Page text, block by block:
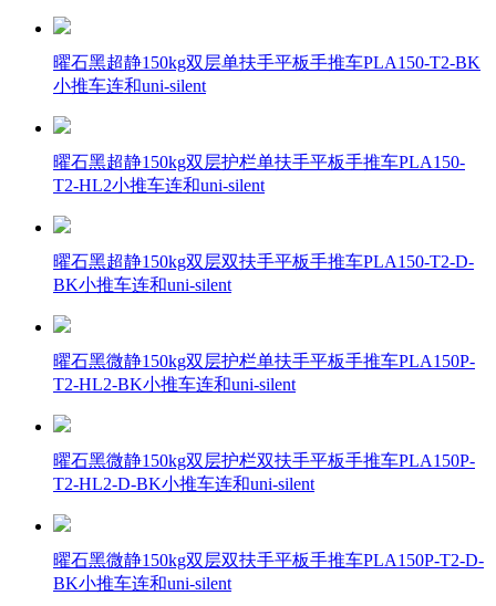
曜石黑超静150kg双层单扶手平板手推车PLA150-T2-BK
小推车连和uni-silent
曜石黑超静150kg双层护栏单扶手平板手推车PLA150-
T2-HL2小推车连和uni-silent
曜石黑超静150kg双层双扶手平板手推车PLA150-T2-D-
BK小推车连和uni-silent
曜石黑微静150kg双层护栏单扶手平板手推车PLA150P-
T2-HL2-BK小推车连和uni-silent
曜石黑微静150kg双层护栏双扶手平板手推车PLA150P-
T2-HL2-D-BK小推车连和uni-silent
曜石黑微静150kg双层双扶手平板手推车PLA150P-T2-D-
BK小推车连和uni-silent